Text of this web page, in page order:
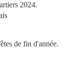
2024.
de fin d'année.